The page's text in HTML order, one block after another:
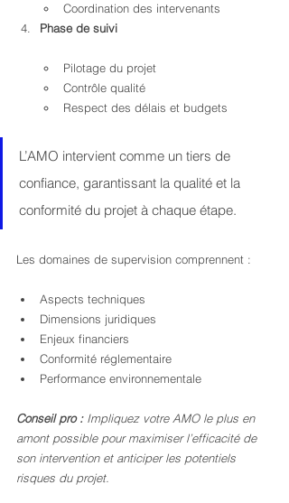
Coordination des intervenants
Phase de suivi
Pilotage du projet
Contrôle qualité
Respect des délais et budgets
L’AMO intervient comme un tiers de
confiance, garantissant la qualité et la
conformité du projet à chaque étape.
Les domaines de supervision comprennent :
Aspects techniques
Dimensions juridiques
Enjeux financiers
Conformité réglementaire
Performance environnementale
Conseil pro : Impliquez votre AMO le plus en
amont possible pour maximiser l’efficacité de
son intervention et anticiper les potentiels
risques du projet.